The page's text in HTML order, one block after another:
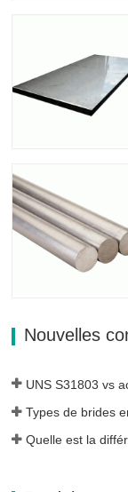
Nouvelles